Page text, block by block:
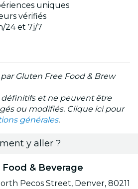
uniques
vérifiés
24 et 7j/7
Gluten Free Food & Brew
définitifs et ne peuvent être
ou modifiés. Clique ici pour
générales.
y aller ?
Food & Beverage
Pecos Street, Denver, 80211